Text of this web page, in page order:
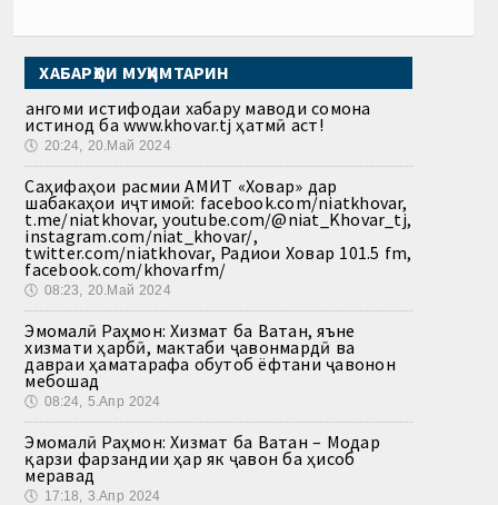
ХАБАРҲОИ МУҲИМТАРИН
Ҳангоми истифодаи хабару маводи сомона
истинод ба www.khovar.tj ҳатмӣ аст!
🕔 20:24, 20.Май 2024
Саҳифаҳои расмии АМИТ «Ховар» дар
шабакаҳои иҷтимоӣ: facebook.com/niatkhovar,
t.me/niatkhovar, youtube.com/@niat_Khovar_tj,
instagram.com/niat_khovar/,
twitter.com/niatkhovar, Радиои Ховар 101.5 fm,
facebook.com/khovarfm/
🕔 08:23, 20.Май 2024
Эмомалӣ Раҳмон: Хизмат ба Ватан, яъне
хизмати ҳарбӣ, мактаби ҷавонмардӣ ва
давраи ҳаматарафа обутоб ёфтани ҷавонон
мебошад
🕔 08:24, 5.Апр 2024
Эмомалӣ Раҳмон: Хизмат ба Ватан – Модар
қарзи фарзандии ҳар як ҷавон ба ҳисоб
меравад
🕔 17:18, 3.Апр 2024